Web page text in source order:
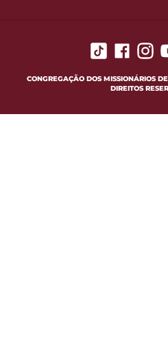
CONGREGAÇÃO DOS MISSIONÁRIOS
DIREITOS